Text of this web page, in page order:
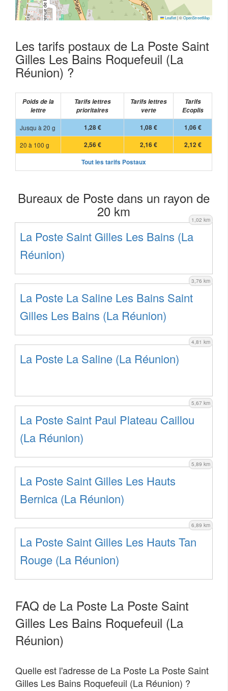
Leaflet|©OpenStreetMap
Les tarifs postaux de La Poste Saint
Gilles Les Bains Roquefeuil (La
Réunion) ?
Poids de la
lettre
Tarifs lettres
prioritaires
Tarifs lettres
verte
Tarifs
Ecoplis
Jusqu à 20 g
1,28 € 1,08 €
1,06 €
20 à 100 g
2,56 € 2,16 €
2,12 €
Tout les tarifs Postaux
Bureaux de Poste dans un rayon de
20 km 1,02 km
La Poste Saint Gilles Les Bains (La
Réunion)
3,76 km
La Poste La Saline Les Bains Saint
Gilles Les Bains (La Réunion)
4,81 km
La Poste La Saline (La Réunion)
5,67 km
La Poste Saint Paul Plateau Caillou
(La Réunion)
5,89 km
La Poste Saint Gilles Les Hauts
Bernica (La Réunion)
6,89 km
La Poste Saint Gilles Les Hauts Tan
Rouge (La Réunion)
FAQ de La Poste La Poste Saint
Gilles Les Bains Roquefeuil (La
Réunion)
Quelle est l'adresse de La Poste La Poste Saint
Gilles Les Bains Roquefeuil (La Réunion) ?